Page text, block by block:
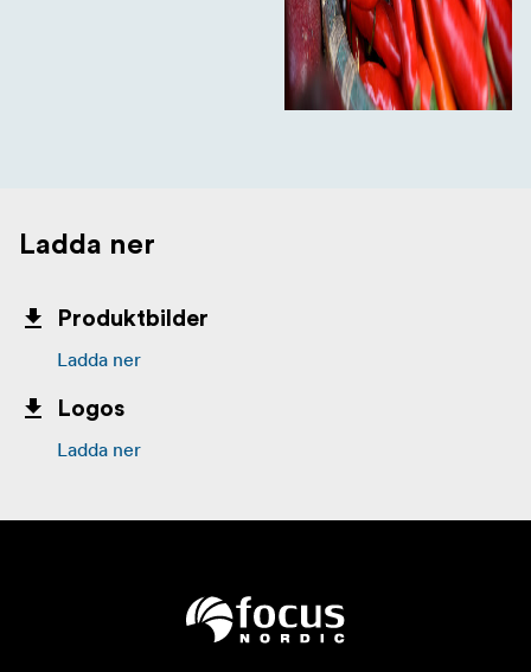
Ladda ner
Produktbilder
Ladda ner
Logos
Ladda ner